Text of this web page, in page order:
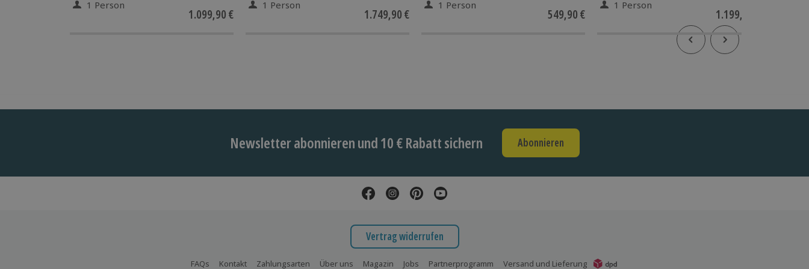
1 Person
1.099,90 €
1 Person
1.749,90 €
1 Person
549,90 €
1 Person
1.199,90 €
Newsletter abonnieren und 10 € Rabatt sichern Abonnieren
Vertrag widerrufen
FAQs Kontakt Zahlungsarten Über uns Magazin Jobs Partnerprogramm Versand und Lieferung